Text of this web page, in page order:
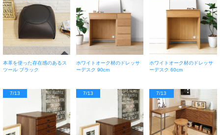
本革を使った存在感のあるス
ツール ブラック
ホワイトオーク材のドレッサ
ーデスク 90cm
ホワイトオーク材のドレッサ
ーデスク 60cm
7/13 7/13 7/13